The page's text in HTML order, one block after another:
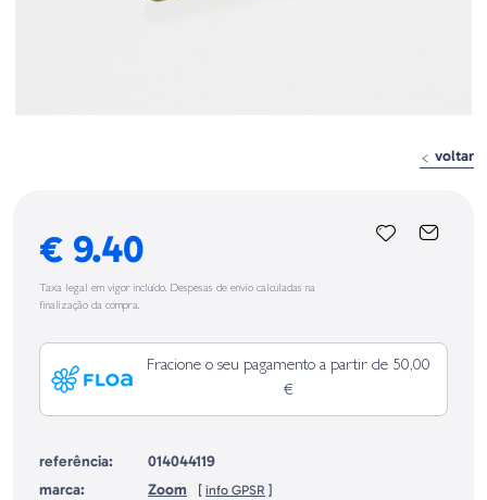
voltar
€ 9.40
Taxa legal em vigor incluído. Despesas de envio calculadas na
finalização da compra.
Fracione o seu pagamento a partir de 50,00
€
referência:
014044119
marca:
Zoom [ info GPSR ]